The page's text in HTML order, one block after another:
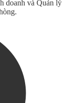
doanh và Quản lý